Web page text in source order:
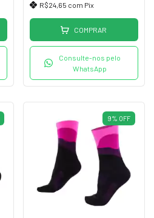
R$24,65 com Pix
COMPRAR
Consulte-nos pelo
WhatsApp
9% OFF